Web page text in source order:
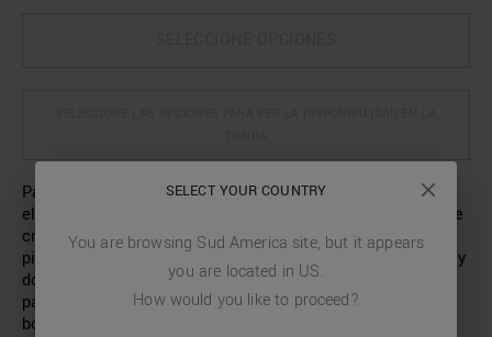
Pantalones modelo «Luis» confeccionados en tejido
elástico de mezcla de algodón y lino. Destaca el tejido, que
crea un efecto de microestampado. Corte regular, con
pinzas a lo largo de la pierna. Dos bolsillos laterales a ras y
dos bolsillos traseros con botón. Cintura elástica en la
parte trasera. Cierre con cremallera y solapa alargada con
botón.
SELECT YOUR COUNTRY
You are browsing Sud America site, but it appears
you are located in US.
How would you like to proceed?